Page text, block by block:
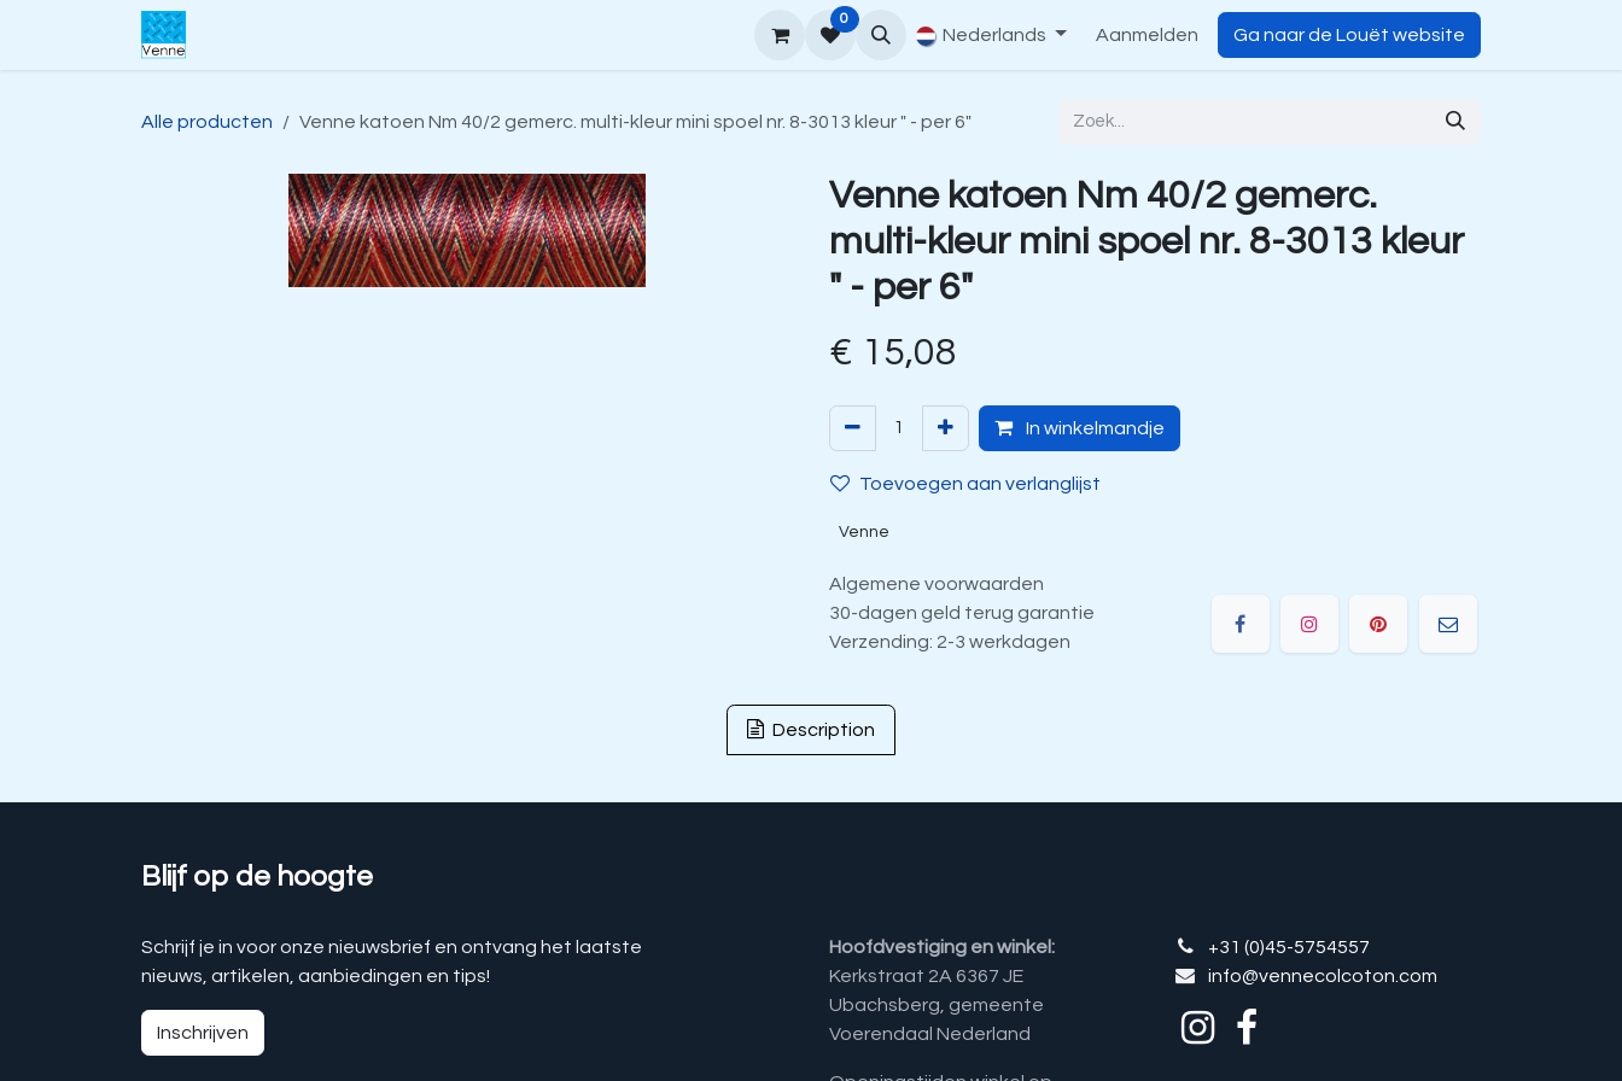
Overslaan naar inhoud
Hoe te bestellen Contact
0
Nederlands Aanmelden Ga naar de Louët website
Alle producten Venne katoen Nm 40/2 gemerc. multi-kleur mini spoel nr. 8-3013 kleur " - per 6"
Venne katoen Nm 40/2 gemerc.
multi-kleur mini spoel nr. 8-3013 kleur
" - per 6"
€ 15,08
In winkelmandje
Toevoegen aan verlanglijst
Venne
Algemene voorwaarden
30-dagen geld terug garantie
Verzending: 2-3 werkdagen
Description
Blijf op de hoogte
Schrijf je in voor onze nieuwsbrief en ontvang het laatste
nieuws, artikelen, aanbiedingen en tips!
Inschrijven
Hoofdvestiging en winkel:
Kerkstraat 2A 6367 JE
Ubachsberg, gemeente
Voerendaal Nederland
+31 (0)45-5754557
info@vennecolcoton.com